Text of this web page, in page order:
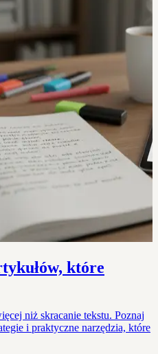
które
niż skracanie tekstu. Poznaj
i praktyczne narzędzia, które